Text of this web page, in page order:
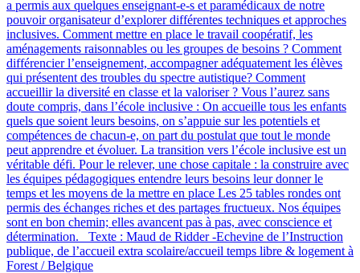
a permis aux quelques enseignant-e-s et paramédicaux de notre
pouvoir organisateur d’explorer différentes techniques et approches
inclusives. Comment mettre en place le travail coopératif, les
aménagements raisonnables ou les groupes de besoins ? Comment
différencier l’enseignement, accompagner adéquatement les élèves
qui présentent des troubles du spectre autistique? Comment
accueillir la diversité en classe et la valoriser ? Vous l’aurez sans
doute compris, dans l’école inclusive : On accueille tous les enfants
quels que soient leurs besoins, on s’appuie sur les potentiels et
compétences de chacun-e, on part du postulat que tout le monde
peut apprendre et évoluer. La transition vers l’école inclusive est un
véritable défi. Pour le relever, une chose capitale : la construire avec
les équipes pédagogiques entendre leurs besoins leur donner le
temps et les moyens de la mettre en place Les 25 tables rondes ont
permis des échanges riches et des partages fructueux. Nos équipes
sont en bon chemin; elles avancent pas à pas, avec conscience et
détermination. Texte : Maud de Ridder -Echevine de l’Instruction
publique, de l’accueil extra scolaire/accueil temps libre & logement à
Forest / Belgique